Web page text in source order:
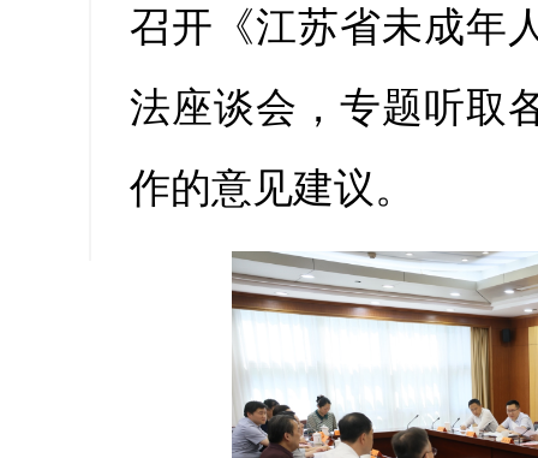
召开《江苏省未成年
法座谈会，专题听取
作的意见建议。